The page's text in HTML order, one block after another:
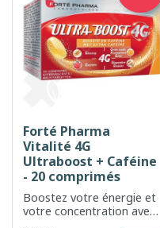
Forté Pharma
Vitalité 4G
Ultraboost + Caféine
- 20 comprimés
Boostez votre énergie et
votre concentration avec